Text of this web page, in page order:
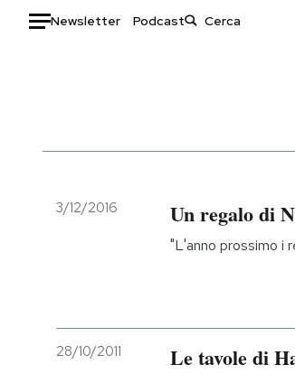
Newsletter Podcast
Italia
Politica
Economia
Sport
Moda
Storie/Idee
Ok Boomer!
Altrecose
Mondiali
3/12/2016 Un regalo di
"L'anno prossimo i
28/10/2011 Le tavole di